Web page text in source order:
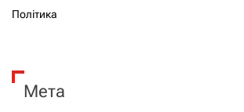
Політика
Мета